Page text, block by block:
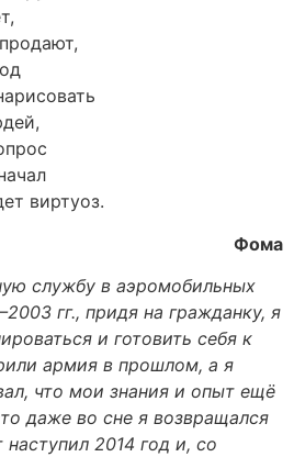
виртуоз.
Фома
службу в аэромобильных
гг., придя на гражданку, я
и готовить себя к
армия в прошлом, а я
что мои знания и опыт ещё
даже во сне я возвращался
2014 год и, со